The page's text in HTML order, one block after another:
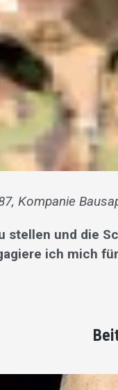
Kompanie
stellen und die
ich mich